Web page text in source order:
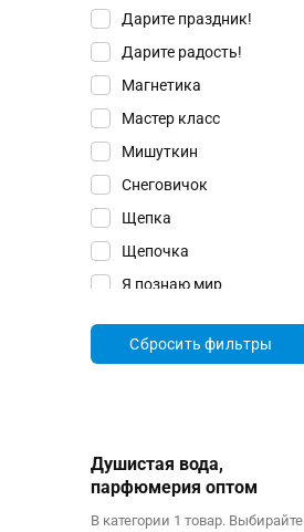
Дарите праздник!
Дарите радость!
Магнетика
Мастер класс
Мишуткин
Снеговичок
Щепка
Щепочка
Я познаю мир
512
Alatoys
Alingar
Сбросить фильтры
Душистая вода,
парфюмерия оптом
В категории 1 товар. Выбирайте